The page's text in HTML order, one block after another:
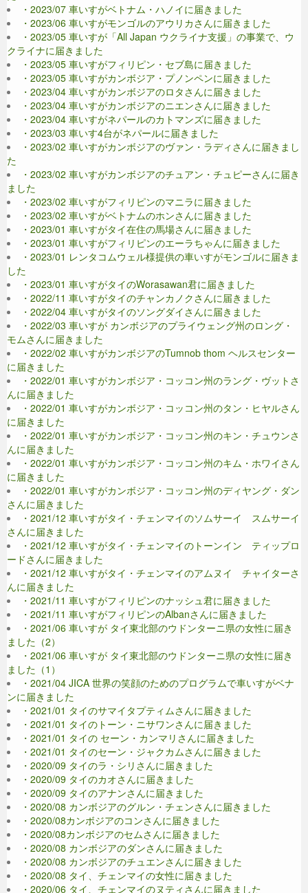
・2023/07 車いすがベトナム・ハノイに届きました
・2023/06 車いすがモンゴルのアウリカさんに届きました
・2023/05 車いすが「All Japan ウクライナ支援」の事業で、ウ
クライナに届きました
・2023/05 車いすがフィリピン・セブ島に届きました
・2023/05 車いすがカンボジア・プノンペンに届きました
・2023/04 車いすがカンボジアのロタさんに届きました
・2023/04 車いすがカンボジアのニエンさんに届きました
・2023/04 車いすがネパールのカトマンズに届きました
・2023/03 車いす4台がネパールに届きました
・2023/02 車いすがカンボジアのヴァン・ラディさんに届きまし
た
・2023/02 車いすがカンボジアのチュアン・チュピーさんに届き
ました
・2023/02 車いすがフィリピンのマニラに届きました
・2023/02 車いすがベトナムのホンさんに届きました
・2023/01 車いすがタイ在住の馬場さんに届きました
・2023/01 車いすがフィリピンのエーラちゃんに届きました
・2023/01 レンタコムウェル様提供の車いすがモンゴルに届きま
した
・2023/01 車いすがタイのWorasawan君に届きました
・2022/11 車いすがタイのチャンカノクさんに届きました
・2022/04 車いすがタイのソングダイさんに届きました
・2022/03 車いすが カンボジアのプライウェング州のロング・
モムさんに届きました
・2022/02 車いすがカンボジアのTumnob thom ヘルスセンター
に届きました
・2022/01 車いすがカンボジア・コッコン州のラング・ヴットさ
んに届きました
・2022/01 車いすがカンボジア・コッコン州のタン・ヒヤルさん
に届きました
・2022/01 車いすがカンボジア・コッコン州のキン・チュウンさ
んに届きました
・2022/01 車いすがカンボジア・コッコン州のキム・ホワイさん
に届きました
・2022/01 車いすがカンボジア・コッコン州のディヤング・ダン
さんに届きました
・2021/12 車いすがタイ・チェンマイのソムサーイ スムサーイ
さんに届きました
・2021/12 車いすがタイ・チェンマイのトーンイン ティップロ
ードさんに届きました
・2021/12 車いすがタイ・チェンマイのアムヌイ チャイターさ
んに届きました
・2021/11 車いすがフィリピンのナッシュ君に届きました
・2021/11 車いすがフィリピンのAlbanさんに届きました
・2021/06 車いすが タイ東北部のウドンターニ県の女性に届き
ました（2）
・2021/06 車いすが タイ東北部のウドンターニ県の女性に届き
ました（1）
・2021/04 JICA 世界の笑顔のためのプログラムで車いすがベナ
ンに届きました
・2021/01 タイのサマイタプティムさんに届きました
・2021/01 タイのトーン・ニサワンさんに届きました
・2021/01 タイの セーン・カンマリさんに届きました
・2021/01 タイのセーン・ジャクカムさんに届きました
・2020/09 タイのラ・シリさんに届きました
・2020/09 タイのカオさんに届きました
・2020/09 タイのアナンさんに届きました
・2020/08 カンボジアのグルン・チェンさんに届きました
・2020/08カンボジアのコンさんに届きました
・2020/08カンボジアのセムさんに届きました
・2020/08 カンボジアのダンさんに届きました
・2020/08 カンボジアのチュエンさんに届きました
・2020/08 タイ、チェンマイの女性に届きました
・2020/06 タイ、チェンマイのヌティさんに届きました